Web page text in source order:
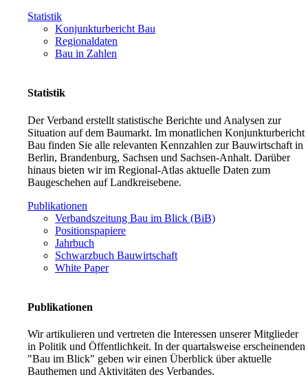
Statistik
Konjunkturbericht Bau
Regionaldaten
Bau in Zahlen
Statistik
Der Verband erstellt statistische Berichte und Analysen zur
Situation auf dem Baumarkt. Im monatlichen Konjunkturbericht
Bau finden Sie alle relevanten Kennzahlen zur Bauwirtschaft in
Berlin, Brandenburg, Sachsen und Sachsen-Anhalt. Darüber
hinaus bieten wir im Regional-Atlas aktuelle Daten zum
Baugeschehen auf Landkreisebene.
Publikationen
Verbandszeitung Bau im Blick (BiB)
Positionspapiere
Jahrbuch
Schwarzbuch Bauwirtschaft
White Paper
Publikationen
Wir artikulieren und vertreten die Interessen unserer Mitglieder
in Politik und Öffentlichkeit. In der quartalsweise erscheinenden
"Bau im Blick" geben wir einen Überblick über aktuelle
Bauthemen und Aktivitäten des Verbandes.